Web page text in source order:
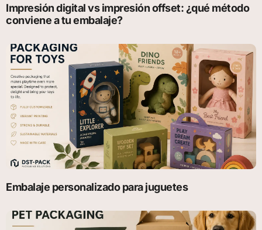
Impresión digital vs impresión offset: ¿qué método
conviene a tu embalaje?
Embalaje personalizado para juguetes